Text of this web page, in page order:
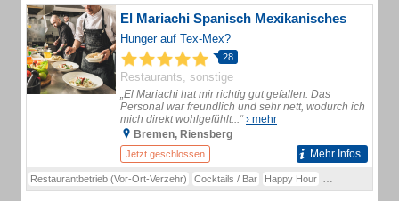
El Mariachi Spanisch Mexikanisches
Hunger auf Tex-Mex?
28
Restaurants, sonstige
„El Mariachi hat mir richtig gut gefallen. Das
Personal war freundlich und sehr nett, wodurch ich
mich direkt wohlgefühlt...“› mehr
Bremen, Riensberg
Jetzt geschlossen Mehr Infos
Restaurantbetrieb (Vor-Ort-Verzehr) Cocktails / Bar Happy Hour